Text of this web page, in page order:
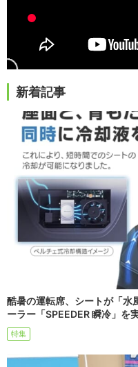
新着記事
酷暑の運転席、シートが「水
ーラー「SPEEDER 瞬冷」を
特集